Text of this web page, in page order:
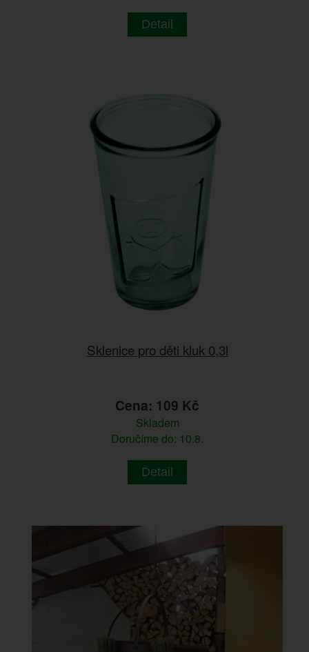
Detail
Sklenice pro děti kluk 0,3l
Cena: 109 Kč
Skladem
Doručíme do: 10.8.
Detail